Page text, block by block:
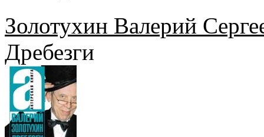
Золотухин Валерий
Дребезги